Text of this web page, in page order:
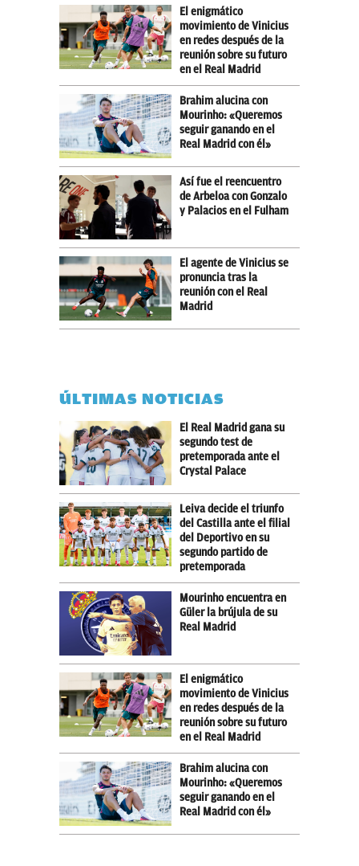
El enigmático
movimiento de Vinicius
en redes después de la
reunión sobre su futuro
en el Real Madrid
Brahim alucina con
Mourinho: «Queremos
seguir ganando en el
Real Madrid con él»
Así fue el reencuentro
de Arbeloa con Gonzalo
y Palacios en el Fulham
El agente de Vinicius se
pronuncia tras la
reunión con el Real
Madrid
ÚLTIMAS NOTICIAS
El Real Madrid gana su
segundo test de
pretemporada ante el
Crystal Palace
Leiva decide el triunfo
del Castilla ante el filial
del Deportivo en su
segundo partido de
pretemporada
Mourinho encuentra en
Güler la brújula de su
Real Madrid
El enigmático
movimiento de Vinicius
en redes después de la
reunión sobre su futuro
en el Real Madrid
Brahim alucina con
Mourinho: «Queremos
seguir ganando en el
Real Madrid con él»